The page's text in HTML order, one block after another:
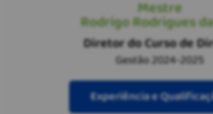
Mestre
Rodrigo Rodrigues
Diretor do Curso de
Gestão 2024-2025
Experiência e